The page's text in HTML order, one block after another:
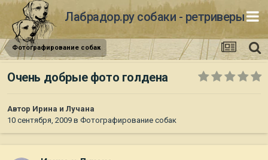
Лабрадор.ру собаки - ретриверы
Фотографирование собак
Очень добрые фото голдена
Автор Ирина и Лучана
10 сентября, 2009 в Фотографирование собак